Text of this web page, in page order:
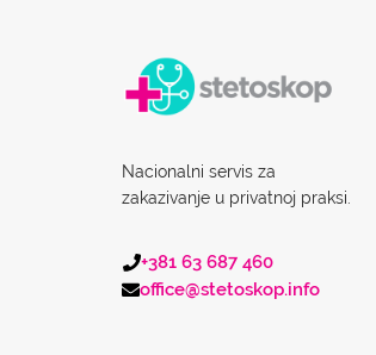
Nacionalni servis za
zakazivanje u privatnoj praksi.
+381 63 687 460
office@stetoskop.info